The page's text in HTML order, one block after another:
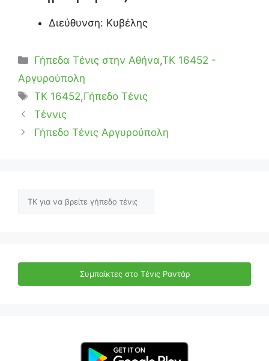
Διεύθυνση: Κυβέλης
Κατηγορίες
Γήπεδα Τένις στην Αθήνα,ΤΚ 16452 -
Αργυρούπολη
Ετικέτες
TK 16452,Γήπεδο Τένις
Τέννις
Γήπεδο Τένις Αργυρούπολη
Αναζήτηση
Συμπαίκτες στο Τένις Ραντάρ